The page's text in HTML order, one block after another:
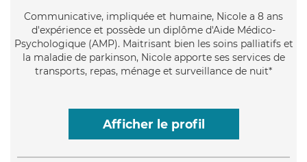
Communicative, impliquée et humaine, Nicole a 8 ans
d'expérience et possède un diplôme d'Aide Médico-
Psychologique (AMP). Maitrisant bien les soins palliatifs et
la maladie de parkinson, Nicole apporte ses services de
transports, repas, ménage et surveillance de nuit*
Afficher le profil